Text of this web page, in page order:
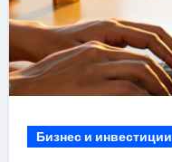
Бизнес и инвестиции